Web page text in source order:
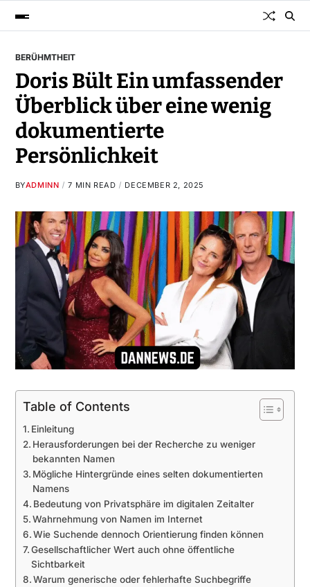
BERÜHMTHEIT
Doris Bült Ein umfassender
Überblick über eine wenig
dokumentierte
Persönlichkeit
BYADMINN 7 MIN READ DECEMBER 2, 2025
Table of Contents
Einleitung
Herausforderungen bei der Recherche zu weniger
bekannten Namen
Mögliche Hintergründe eines selten dokumentierten
Namens
Bedeutung von Privatsphäre im digitalen Zeitalter
Wahrnehmung von Namen im Internet
Wie Suchende dennoch Orientierung finden können
Gesellschaftlicher Wert auch ohne öffentliche
Sichtbarkeit
Warum generische oder fehlerhafte Suchbegriffe